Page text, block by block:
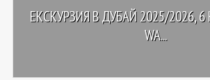
ЕКСКУРЗИЯ В ДУБАЙ 2025/2026,
WA...